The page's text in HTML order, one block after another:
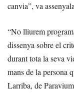
canvia”, va
“No lliurem
dissenya sobre el
durant tota la seva
mans de la persona
Larriba, de